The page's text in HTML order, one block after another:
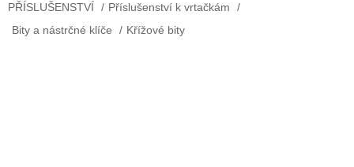
PŘÍSLUŠENSTVÍ / Příslušenství k vrtačkám
/
Bity a nástrčné klíče
/ Křížové bity